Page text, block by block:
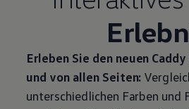
Erleben Sie den neuen Caddy
und von allen Seiten:
unterschiedlichen Farben und